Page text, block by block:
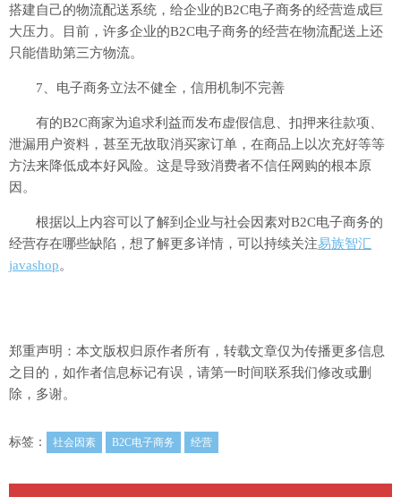
搭建自己的物流配送系统，给企业的B2C电子商务的经营造成巨
大压力。目前，许多企业的B2C电子商务的经营在物流配送上还
只能借助第三方物流。
7、电子商务立法不健全，信用机制不完善
有的B2C商家为追求利益而发布虚假信息、扣押来往款项、
泄漏用户资料，甚至无故取消买家订单，在商品上以次充好等等
方法来降低成本好风险。这是导致消费者不信任网购的根本原
因。
根据以上内容可以了解到企业与社会因素对B2C电子商务的
经营存在哪些缺陷，想了解更多详情，可以持续关注易族智汇
javashop。
郑重声明：本文版权归原作者所有，转载文章仅为传播更多信息
之目的，如作者信息标记有误，请第一时间联系我们修改或删
除，多谢。
标签： 社会因素 B2C电子商务 经营